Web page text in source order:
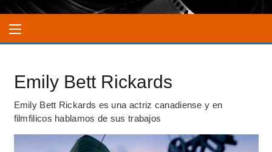
Emily Bett Rickards
Emily Bett Rickards es una actriz canadiense y en
filmfilicos hablamos de sus trabajos